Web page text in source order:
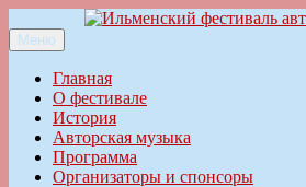
к
содержимому
Ильменский фестиваль авторской песни
Меню
Главная
О фестивале
История
Авторская музыка
Программа
Организаторы и спонсоры